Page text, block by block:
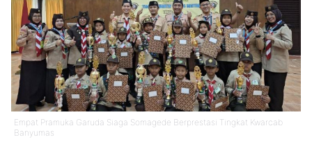
Empat Pramuka Garuda Siaga Somagede Berprestasi Tingkat Kwarcab
Banyumas